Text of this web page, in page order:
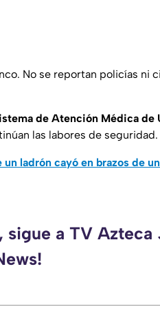
No se reportan policías ni
de Atención Médica de
las labores de seguridad.
ladrón cayó en brazos de
a TV Azteca